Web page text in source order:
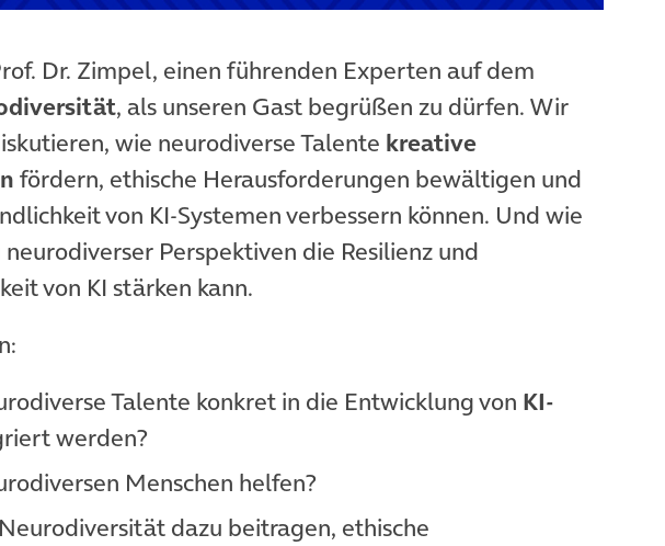
Dr. Zimpel, einen führenden Experten auf dem
, als unseren Gast begrüßen zu dürfen. Wir
wie neurodiverse Talente kreative
fördern, ethische Herausforderungen bewältigen und
von KI-Systemen verbessern können. Und wie
Perspektiven die Resilienz und
von KI stärken kann.
Talente konkret in die Entwicklung von KI-
werden?
Menschen helfen?
dazu beitragen, ethische